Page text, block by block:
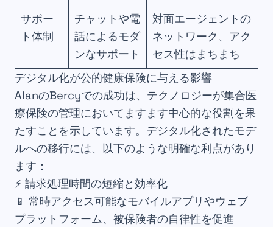
サポー
ト体制
チャットや電
話によるモダ
ンなサポート
対面エージェントの
ネットワーク、アク
セス性はまちまち
デジタル化が公的健康保険に与える影響
AlanのBercyでの成功は、テクノロジーが集合医
療保険の管理においてますます中心的な役割を果
たすことを示しています。デジタル化されたモデ
ルへの移行には、以下のような明確な利点があり
ます：
⚡ 請求処理時間の短縮と効率化
📱 常時アクセス可能なモバイルアプリやウェブ
プラットフォーム、被保険者の自律性を促進